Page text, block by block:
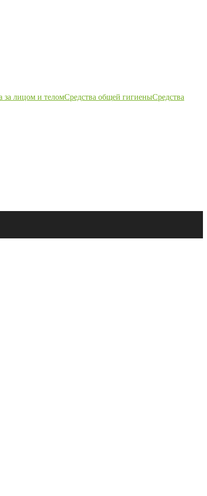
за лицом и теломСредства общей гигиеныСредства